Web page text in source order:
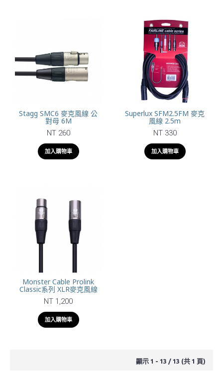
Stagg SMC6 麥克風線 公
對母 6M
NT 260
加入購物車
Superlux SFM2.5FM 麥克
風線 2.5m
NT 330
加入購物車
Monster Cable Prolink
Classic系列 XLR麥克風線
NT 1,200
加入購物車
顯示 1 - 13 / 13 (共 1 頁)